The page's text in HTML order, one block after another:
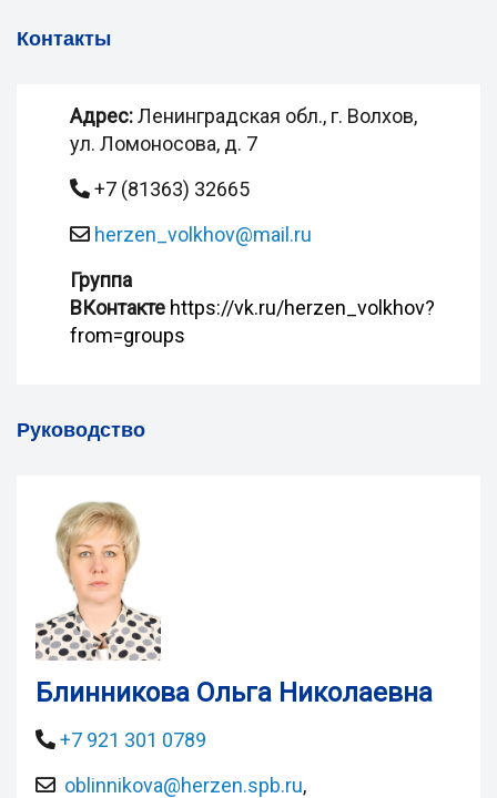
Контакты
Адрес:Ленинградская обл., г. Волхов,
ул. Ломоносова, д. 7
+7 (81363) 32665
herzen_volkhov@mail.ru
Группа
ВКонтакте https://vk.ru/herzen_volkhov?
from=groups
Руководство
Блинникова Ольга Николаевна
+7 921 301 0789
oblinnikova@herzen.spb.ru,